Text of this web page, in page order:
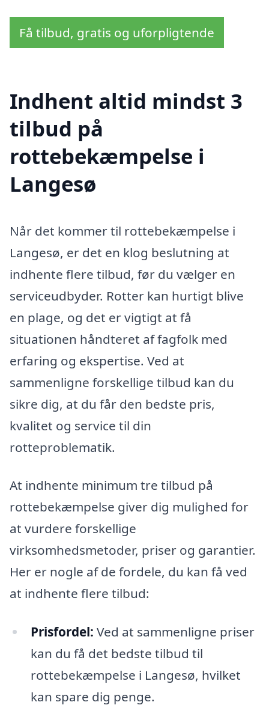
Få tilbud, gratis og uforpligtende
Indhent altid mindst 3
tilbud på
rottebekæmpelse i
Langesø
Når det kommer til rottebekæmpelse i
Langesø, er det en klog beslutning at
indhente flere tilbud, før du vælger en
serviceudbyder. Rotter kan hurtigt blive
en plage, og det er vigtigt at få
situationen håndteret af fagfolk med
erfaring og ekspertise. Ved at
sammenligne forskellige tilbud kan du
sikre dig, at du får den bedste pris,
kvalitet og service til din
rotteproblematik.
At indhente minimum tre tilbud på
rottebekæmpelse giver dig mulighed for
at vurdere forskellige
virksomhedsmetoder, priser og garantier.
Her er nogle af de fordele, du kan få ved
at indhente flere tilbud:
Prisfordel: Ved at sammenligne priser
kan du få det bedste tilbud til
rottebekæmpelse i Langesø, hvilket
kan spare dig penge.